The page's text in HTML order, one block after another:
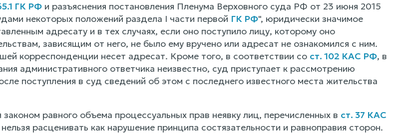
ГК РФи разъяснения постановления Пленума Верховного суда РФ от 23 июня 2015
некоторых положений раздела I части первой ГК РФ", юридически значимое
адресату и в тех случаях, если оно поступило лицу, которому оно
зависящим от него, не было ему вручено или адресат не ознакомился с ним.
корреспонденции несет адресат. Кроме того, в соответствии со ст. 102 КАС РФ, в
административного ответчика неизвестно, суд приступает к рассмотрению
поступления в суд сведений об этом с последнего известного места жительства
законом равного объема процессуальных прав неявку лиц, перечисленных в ст. 37 КАС
расценивать как нарушение принципа состязательности и равноправия сторон.